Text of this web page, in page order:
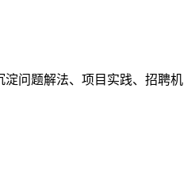
淀问题解法、项目实践、招聘机